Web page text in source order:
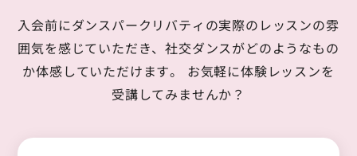
入会前にダンスパークリバティの実際のレッスンの雰
囲気を感じていただき、社交ダンスがどのようなもの
か体感していただけます。
お気軽に体験レッスンを
受講してみませんか？